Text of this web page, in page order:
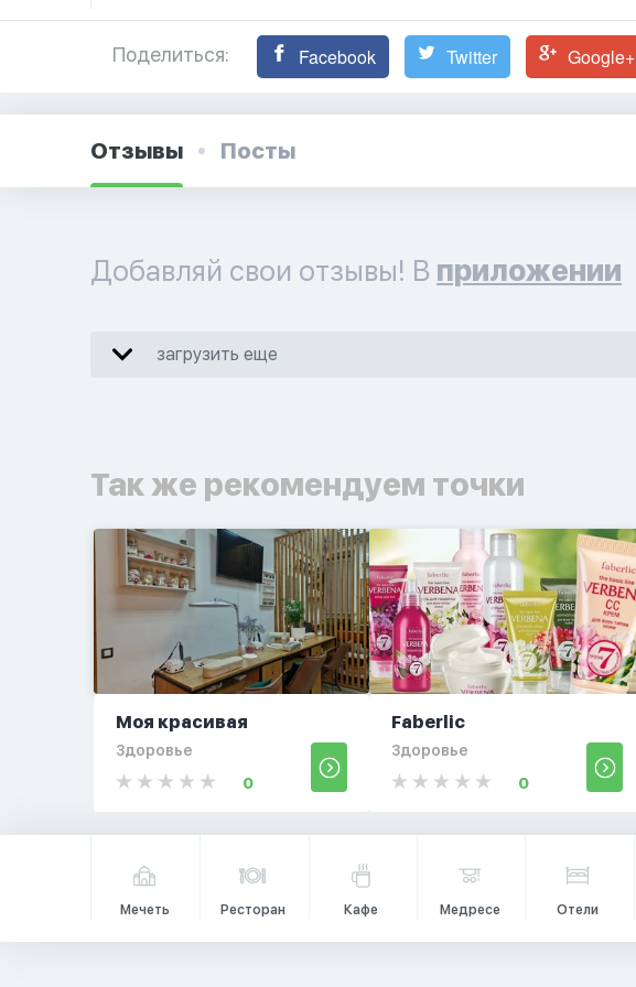
Поделиться: Facebook Twitter Google+
Отзывы Посты
Добавляй свои отзывы! В приложении
загрузить еще
Так же рекомендуем точки
Моя красивая
Здоровье
0
Faberlic
Здоровье
0
Мечеть Ресторан Кафе Медресе Отели